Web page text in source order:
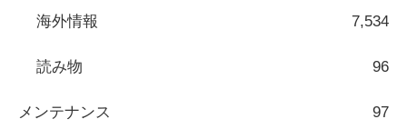
海外情報 7,534
読み物 96
メンテナンス 97